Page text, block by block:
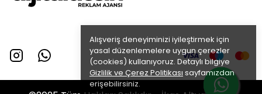
Alışveriş deneyiminizi iyileştirmek için
yasal düzenlemelere uygun çerezler
(cookies) kullanıyoruz. Detaylı bilgiye
Gizlilik ve Çerez Politikası sayfamızdan
erişebilirsiniz.